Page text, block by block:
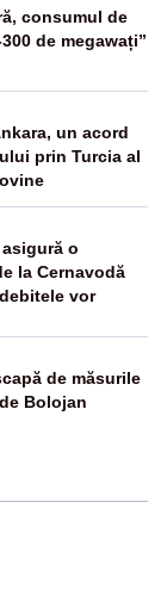
consumul de
de megawați”
un acord
prin Turcia al
o
la Cernavodă
vor
de măsurile
Bolojan